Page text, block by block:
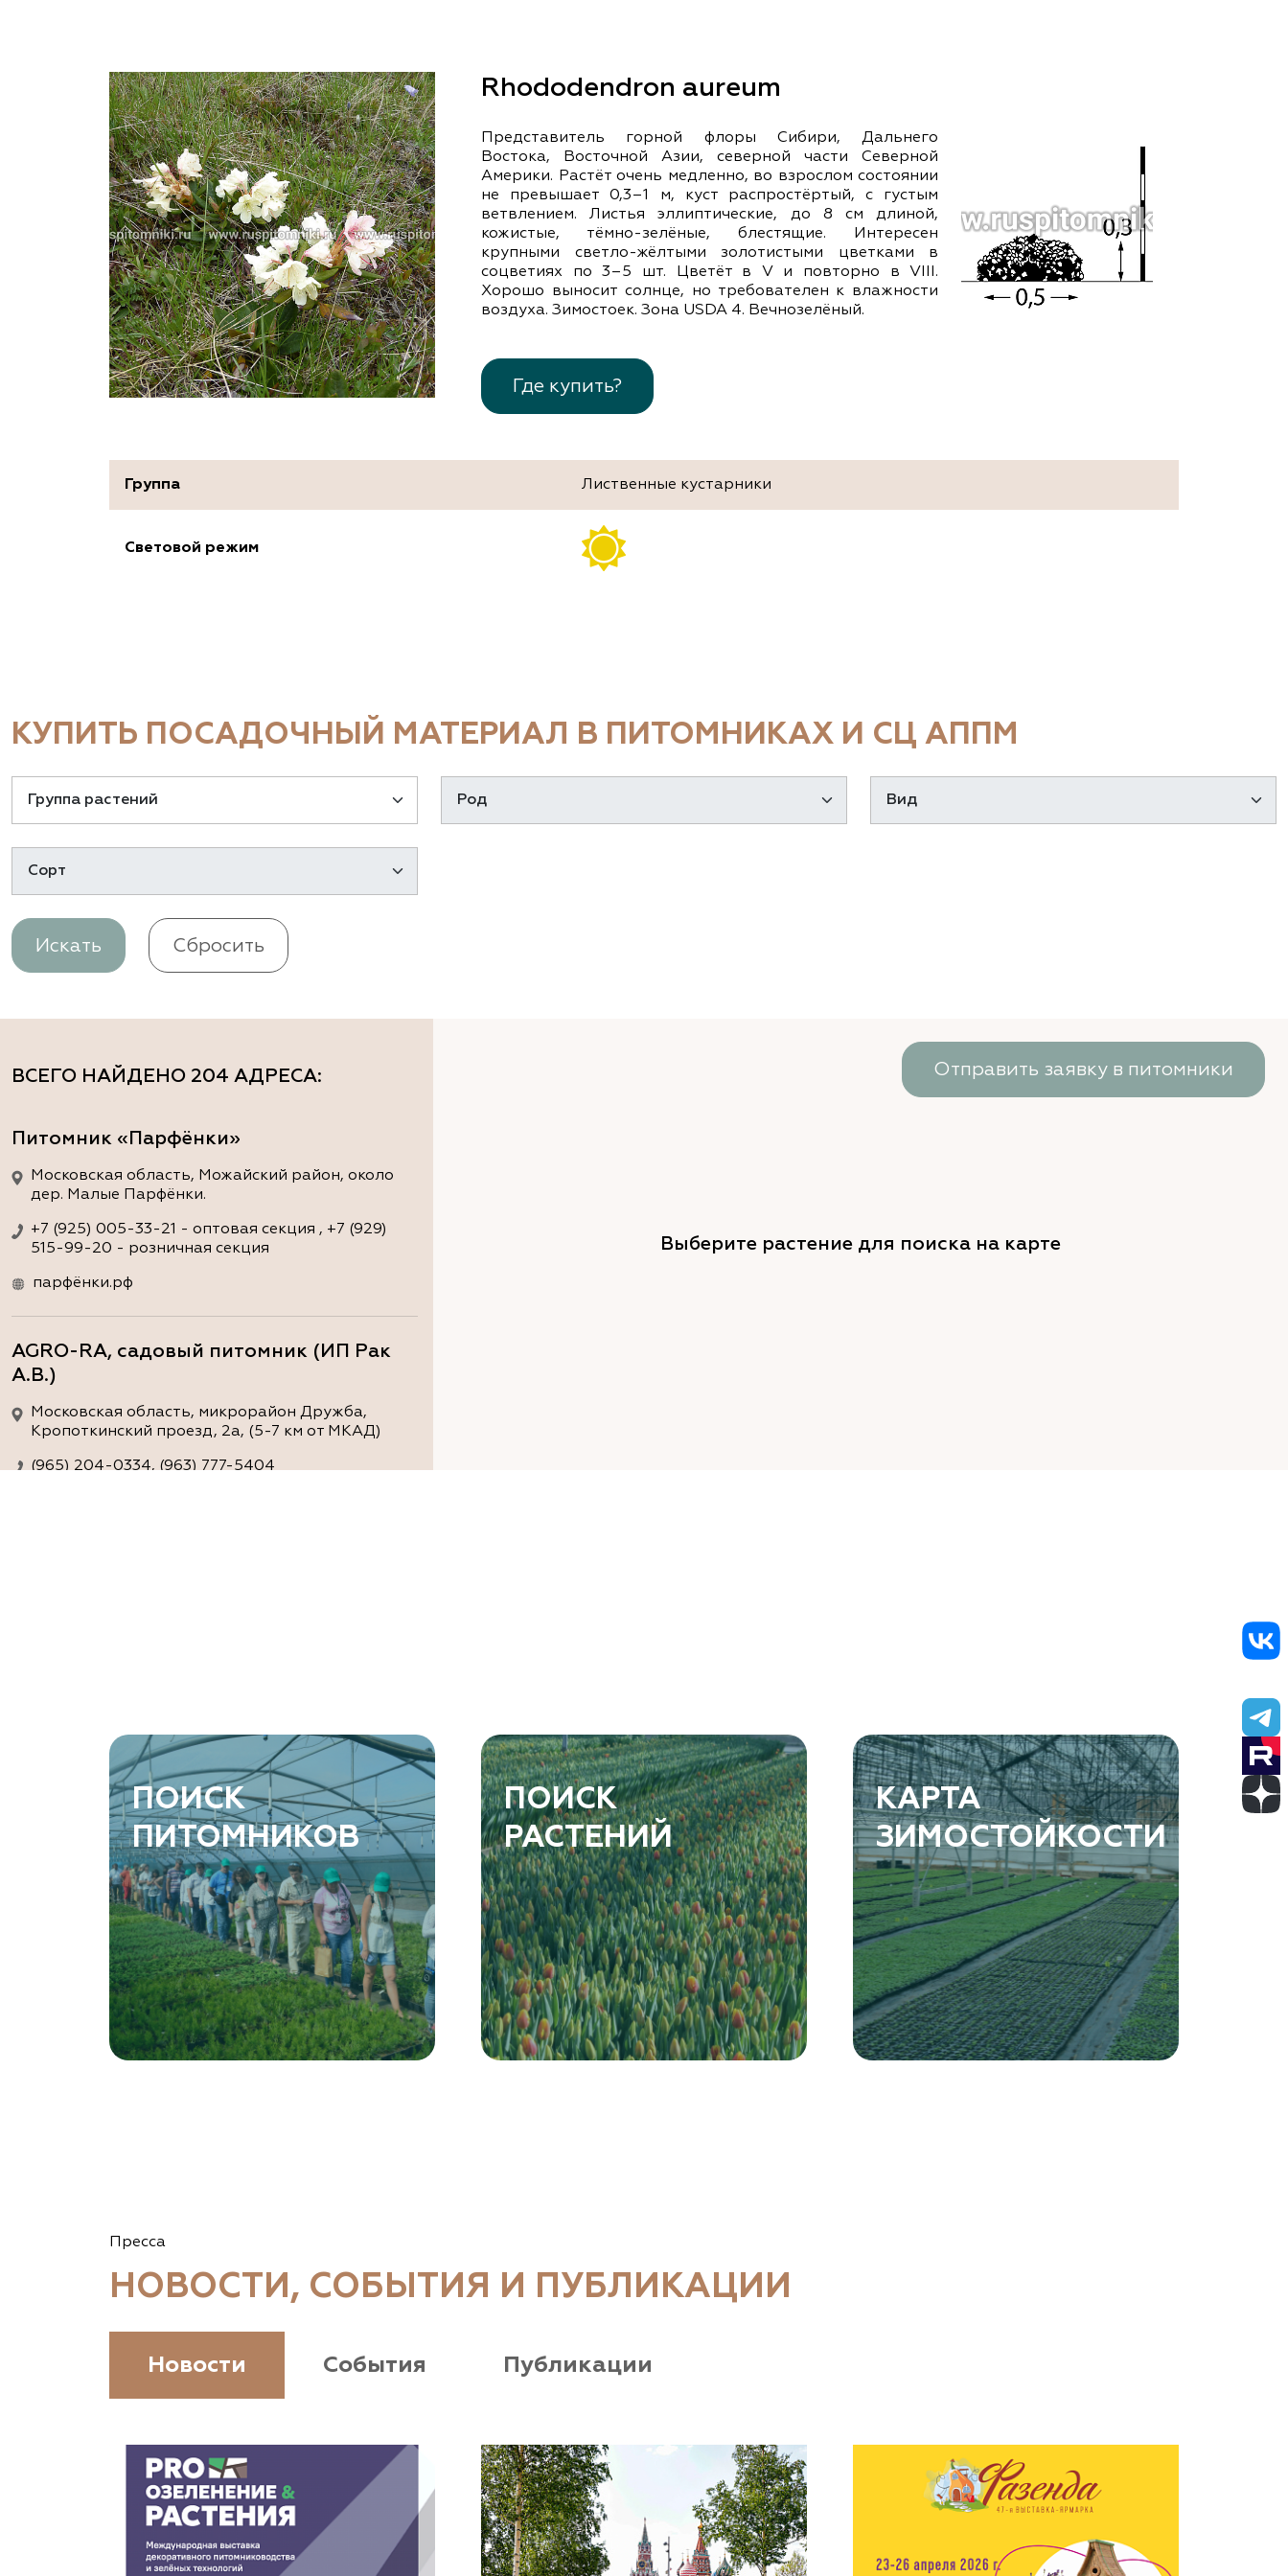
Региональные
представительстваRhododendron aureum
Представитель горной флоры Сибири, Дальнего
Востока, Восточной Азии, северной части Северной
Америки. Растёт очень медленно, во взрослом состоянии
не превышает 0,3–1 м, куст распростёртый, с густым
ветвлением. Листья эллиптические, до 8 см длиной,
кожистые, тёмно-зелёные, блестящие. Интересен
крупными светло-жёлтыми золотистыми цветками в
соцветиях по 3–5 шт. Цветёт в V и повторно в VIII.
Хорошо выносит солнце, но требователен к влажности
воздуха. Зимостоек. Зона USDA 4. Вечнозелёный.
Где купить?
Группа Лиственные кустарники
Световой режим
КУПИТЬ ПОСАДОЧНЫЙ МАТЕРИАЛ В ПИТОМНИКАХ И СЦ АППМ
Искать Сбросить
ВСЕГО НАЙДЕНО 204 АДРЕСА:
Питомник «Парфёнки»
Московская область, Можайский район, около
дер. Малые Парфёнки.
+7 (925) 005-33-21 - оптовая секция , +7 (929)
515-99-20 - розничная секция
парфёнки.рф
AGRO-RA, садовый питомник (ИП Рак
А.В.)
Московская область, микрорайон Дружба,
Кропоткинский проезд, 2а, (5-7 км от МКАД)
(965) 204-0334, (963) 777-5404
ArtGreen (питомник декоративных
растений, АртГрин)
Ростовская область, Ростов-на-Дону,
Левобережная ул, дом № 37
8 966 206 7222
www.art-green.ru
Garden Group, ООО «Девелопмент Груп»
Томская область, Томский р-н, посёлок
Ветеран-4, СНТ Снабженец
Гомельская область, Гомельский р-н, с/с
Прибытковский, д. Климовка, ул. Совхозная 2-я,
Ташкентская область, Зангиатинский р-н, ул.
Канимаева, д. 9
«ЁЛЫ-ПАЛЫ», питомник декоративных
Отправить заявку в питомники
Выберите растение для поиска на карте
ПОИСК
ПИТОМНИКОВ
ПОИСК
РАСТЕНИЙ
КАРТА
ЗИМОСТОЙКОСТИ
Пресса
НОВОСТИ, СОБЫТИЯ И ПУБЛИКАЦИИ
Новости События Публикации